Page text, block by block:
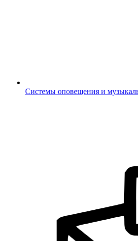
Системы оповещения и